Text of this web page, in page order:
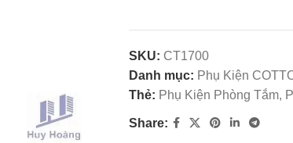
SKU: CT1700
Danh mục: Phụ Kiện
Thẻ: Phụ Kiện Phòng Tắm,
Share: